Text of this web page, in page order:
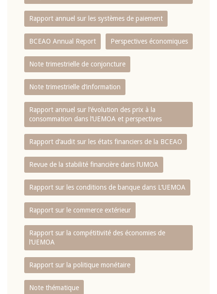
Rapport annuel sur les systèmes de paiement
BCEAO Annual Report Perspectives économiques
Note trimestrielle de conjoncture
Note trimestrielle d‘information
Rapport annuel sur l‘évolution des prix à la
consommation dans l‘UEMOA et perspectives
Rapport d‘audit sur les états financiers de la BCEAO
Revue de la stabilité financière dans l‘UMOA
Rapport sur les conditions de banque dans L‘UEMOA
Rapport sur le commerce extérieur
Rapport sur la compétitivité des économies de
l‘UEMOA
Rapport sur la politique monétaire
Note thématique